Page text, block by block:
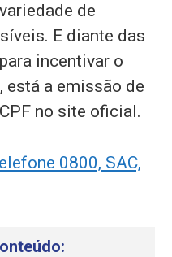
de
E diante das
incentivar o
está a emissão de
no site oficial.
0800, SAC,